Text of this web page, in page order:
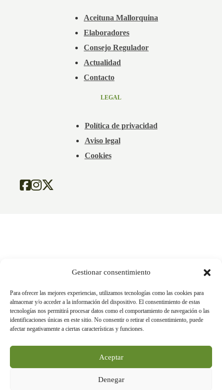
Gestionar consentimiento
Para ofrecer las mejores experiencias, utilizamos tecnologías como las cookies para
almacenar y/o acceder a la información del dispositivo. El consentimiento de estas
tecnologías nos permitirá procesar datos como el comportamiento de navegación o las
identificaciones únicas en este sitio. No consentir o retirar el consentimiento, puede
afectar negativamente a ciertas características y funciones.
Aceptar
Denegar
Aceituna Mallorquina
Elaboradores
Consejo Regulador
Actualidad
Contacto
LEGAL
Política de privacidad
Aviso legal
Cookies